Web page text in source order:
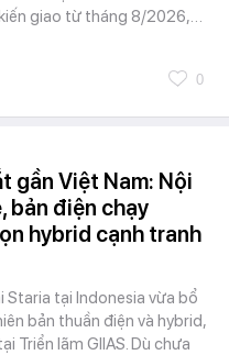
giao từ tháng 8/2026,…
0
gần Việt Nam: Nội
bản điện chạy
hybrid cạnh tranh
Staria tại Indonesia vừa bổ
bản thuần điện và hybrid,
Triển lãm GIIAS. Dù chưa